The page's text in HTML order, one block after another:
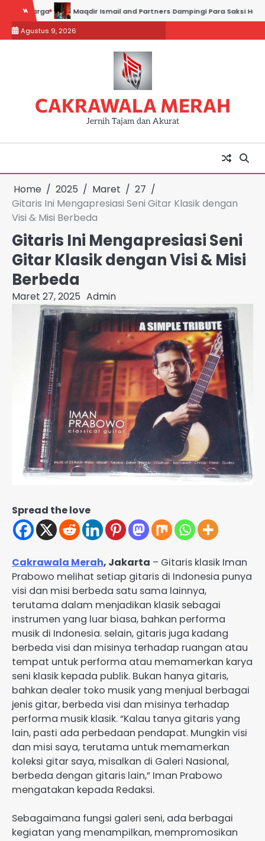
content
Maqdir Ismail and Partners Dampingi Para Saksi Hadiri
Agustus 9, 2026
CAKRAWALA MERAH
Jernih Tajam dan Akurat
Home 2025 Maret
27
Gitaris Ini Mengapresiasi Seni Gitar Klasik dengan
Visi & Misi Berbeda
Gitaris Ini Mengapresiasi Seni
Gitar Klasik dengan Visi & Misi
Berbeda
Maret 27, 2025 Admin
Spread the love
Cakrawala Merah, Jakarta – Gitaris klasik Iman
Prabowo melihat setiap gitaris di Indonesia punya
visi dan misi berbeda satu sama lainnya,
terutama dalam menjadikan klasik sebagai
instrumen yang luar biasa, bahkan performa
musik di Indonesia. selain, gitaris juga kadang
berbeda visi dan misinya terhadap ruangan atau
tempat untuk performa atau memamerkan karya
seni klasik kepada publik. Bukan hanya gitaris,
bahkan dealer toko musik yang menjual berbagai
jenis gitar, berbeda visi dan misinya terhadap
performa musik klasik. “Kalau tanya gitaris yang
lain, pasti ada perbedaan pendapat. Mungkin visi
dan misi saya, terutama untuk memamerkan
koleksi gitar saya, misalkan di Galeri Nasional,
berbeda dengan gitaris lain,” Iman Prabowo
mengatakan kepada Redaksi.
Sebagaimana fungsi galeri seni, ada berbagai
kegiatan yang menampilkan, mempromosikan